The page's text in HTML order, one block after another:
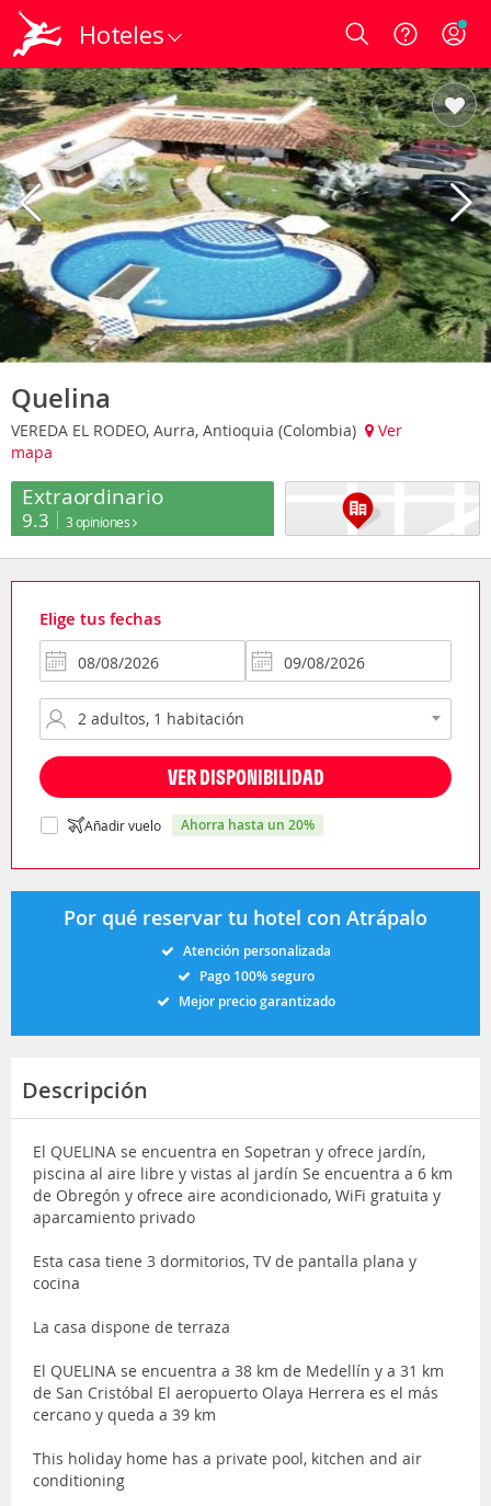
Hoteles Login
Quelina
VEREDA EL RODEO, Aurra, Antioquia (Colombia)
Ver
mapa
Extraordinario
9.3 3 opiniones
Elige tus fechas
VER DISPONIBILIDAD
Añadir vuelo ahorra hasta un 20%
Por qué reservar tu hotel con Atrápalo
Atención personalizada
Pago 100% seguro
Mejor precio garantizado
Descripción
El QUELINA se encuentra en Sopetran y ofrece jardín,
piscina al aire libre y vistas al jardín Se encuentra a 6 km
de Obregón y ofrece aire acondicionado, WiFi gratuita y
aparcamiento privado
Esta casa tiene 3 dormitorios, TV de pantalla plana y
cocina
La casa dispone de terraza
El QUELINA se encuentra a 38 km de Medellín y a 31 km
de San Cristóbal El aeropuerto Olaya Herrera es el más
cercano y queda a 39 km
This holiday home has a private pool, kitchen and air
conditioning